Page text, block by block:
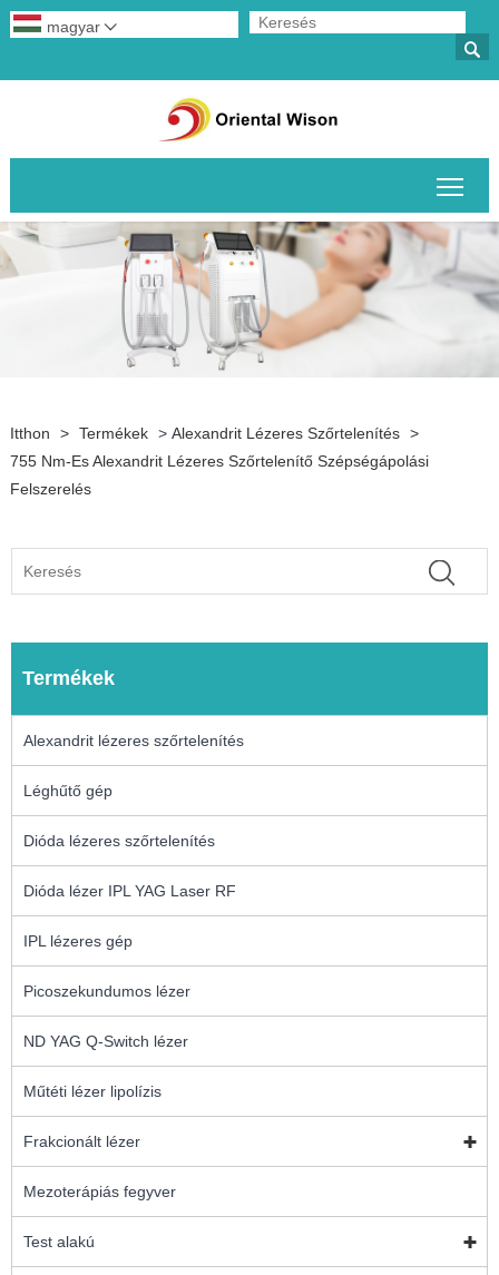

magyar 
Itthon > Termékek > Alexandrit Lézeres Szőrtelenítés >
755 Nm-Es Alexandrit Lézeres Szőrtelenítő Szépségápolási
Felszerelés
Termékek
Alexandrit lézeres szőrtelenítés
Léghűtő gép
Dióda lézeres szőrtelenítés
Dióda lézer IPL YAG Laser RF
IPL lézeres gép
Picoszekundumos lézer
ND YAG Q-Switch lézer
Műtéti lézer lipolízis
Frakcionált lézer
Mezoterápiás fegyver
Test alakú